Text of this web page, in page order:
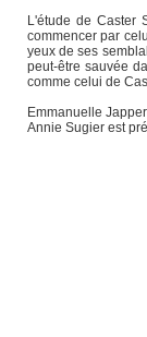
L'étude de Caster
commencer par
yeux de ses
peut-être sauvée
comme celui de
Emmanuelle
Annie Sugier est